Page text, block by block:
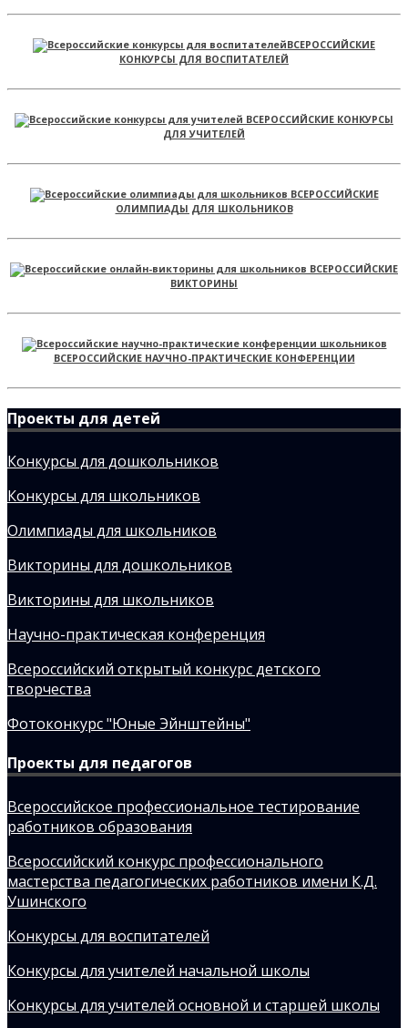
ВСЕРОССИЙСКИЕ
КОНКУРСЫ ДЛЯ ВОСПИТАТЕЛЕЙ
ВСЕРОССИЙСКИЕ КОНКУРСЫ
ДЛЯ УЧИТЕЛЕЙ
ВСЕРОССИЙСКИЕ
ОЛИМПИАДЫ ДЛЯ ШКОЛЬНИКОВ
ВСЕРОССИЙСКИЕ
ВИКТОРИНЫ
ВСЕРОССИЙСКИЕ НАУЧНО-ПРАКТИЧЕСКИЕ КОНФЕРЕНЦИИ
Проекты для детей
Конкурсы для дошкольников
Конкурсы для школьников
Олимпиады для школьников
Викторины для дошкольников
Викторины для школьников
Научно-практическая конференция
Всероссийский открытый конкурс детского
творчества
Фотоконкурс "Юные Эйнштейны"
Проекты для педагогов
Всероссийское профессиональное тестирование
работников образования
Всероссийский конкурс профессионального
мастерства педагогических работников имени К.Д.
Ушинского
Конкурсы для воспитателей
Конкурсы для учителей начальной школы
Конкурсы для учителей основной и старшей школы